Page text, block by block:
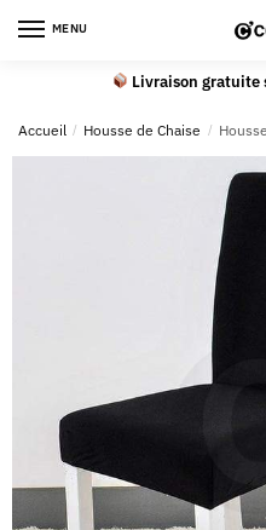
MENU
Livraison gratuite
Accueil / Housse de Chaise /